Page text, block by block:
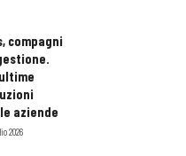
compagni
aziende
2026